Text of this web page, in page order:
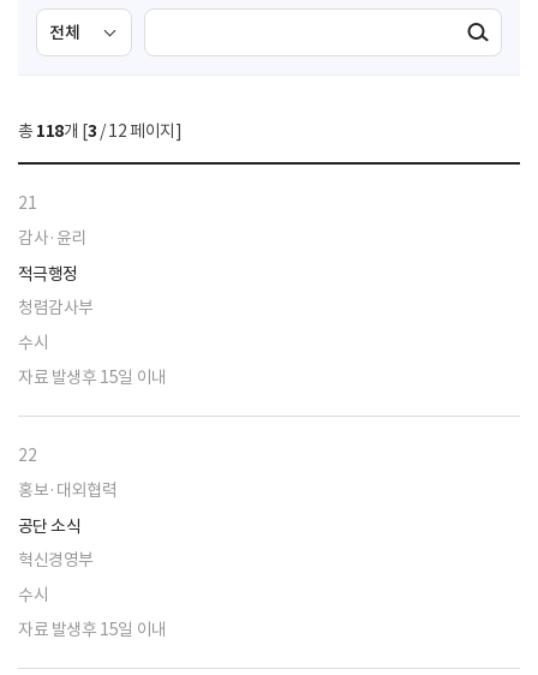
검
색
선
택
색
검색실행
총 118개 [3 / 12 페이지]
21
감사·윤리
적극행정
청렴감사부
수시
자료 발생후 15일 이내
22
홍보·대외협력
공단 소식
혁신경영부
수시
자료 발생후 15일 이내